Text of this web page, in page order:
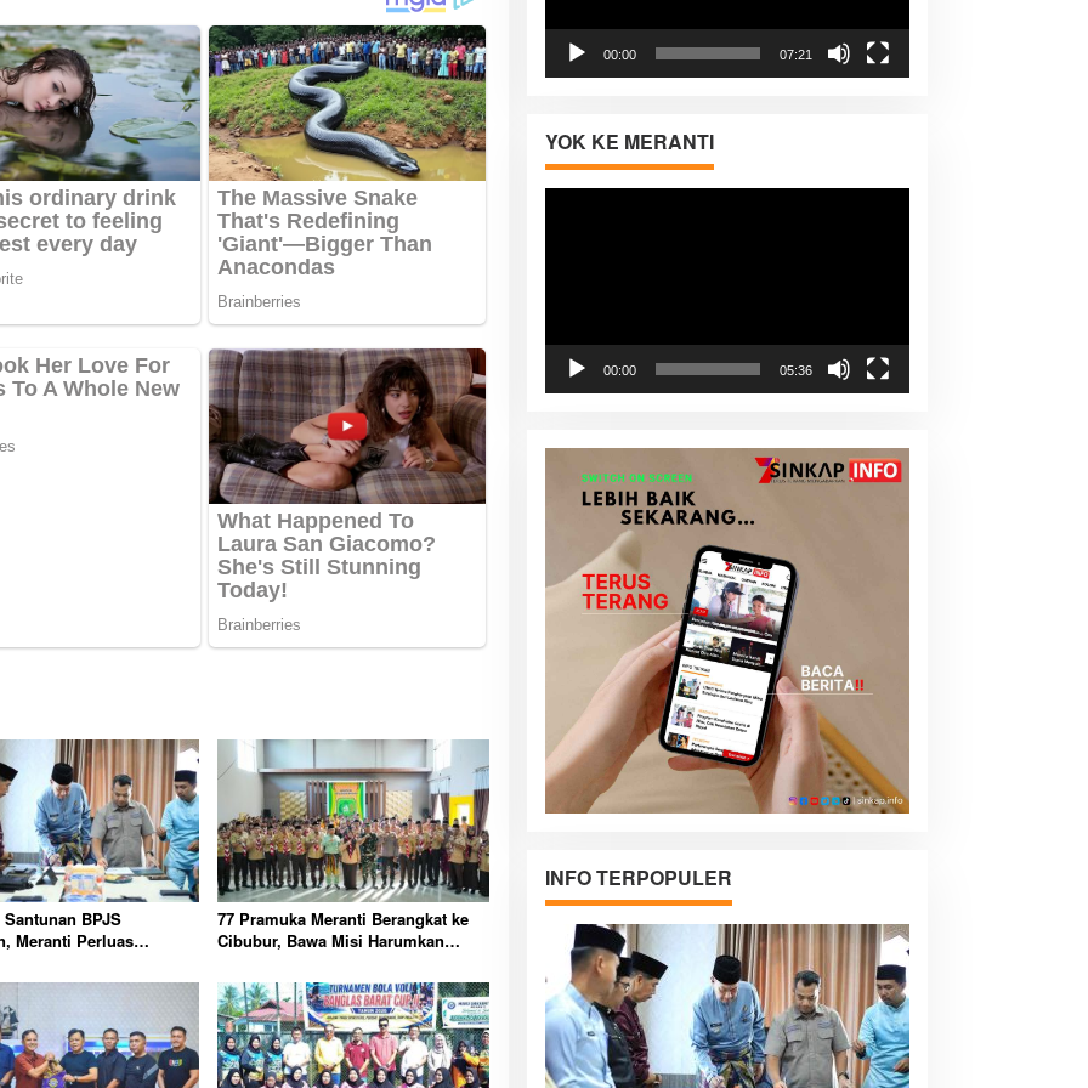
Santunan BPJS
Meranti Perluas
77 Pramuka Meranti Berangkat ke
Cibubur, Bawa Misi Harumkan
00:00 07:21
YOK KE MERANTI
00:00 05:36
INFO TERPOPULER